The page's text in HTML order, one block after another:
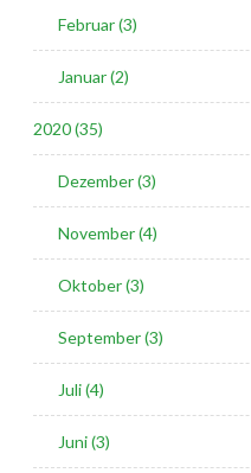
Februar (3)
Januar (2)
2020 (35)
Dezember (3)
November (4)
Oktober (3)
September (3)
Juli (4)
Juni (3)